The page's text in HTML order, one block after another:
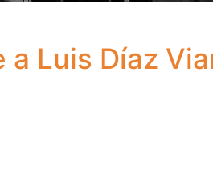
Luis Díaz